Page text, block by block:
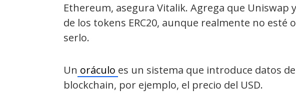
Ethereum, asegura Vitalik. Agrega que Uniswap
de los tokens ERC20, aunque realmente no esté
serlo.
Un oráculo es un sistema que introduce datos
blockchain, por ejemplo, el precio del USD.